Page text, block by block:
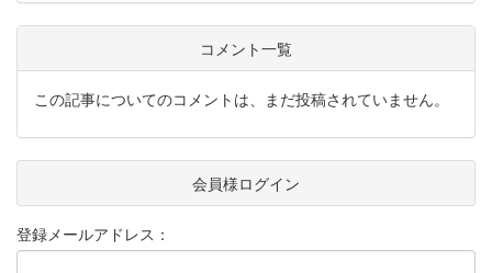
コメント一覧
この記事についてのコメントは、まだ投稿されていません。
会員様ログイン
登録メールアドレス：